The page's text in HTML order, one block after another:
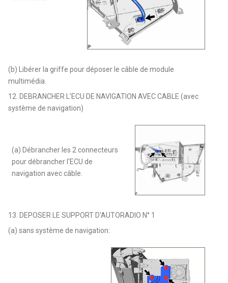
(b) Libérer la griffe pour déposer le câble de module
multimédia.
12. DEBRANCHER L'ECU DE NAVIGATION AVEC CABLE (avec
système de navigation)
(a) Débrancher les 2 connecteurs
pour débrancher l'ECU de
navigation avec câble.
13. DEPOSER LE SUPPORT D'AUTORADIO N° 1
(a) sans système de navigation: